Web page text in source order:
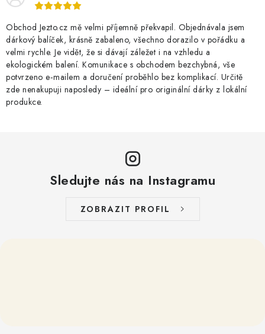
Obchod Jezto.cz mě velmi příjemně překvapil. Objednávala jsem
dárkový balíček, krásně zabaleno, všechno dorazilo v pořádku a
velmi rychle. Je vidět, že si dávají záležet i na vzhledu a
ekologickém balení. Komunikace s obchodem bezchybná, vše
potvrzeno e‑mailem a doručení proběhlo bez komplikací. Určitě
zde nenakupuji naposledy – ideální pro originální dárky z lokální
produkce.
Sledujte nás na Instagramu
ZOBRAZIT PROFIL